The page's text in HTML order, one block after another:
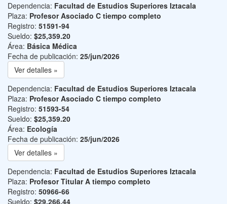
Dependencia: Facultad de Estudios Superiores Iztacala
Plaza: Profesor Asociado C tiempo completo
Registro: 51591-94
Sueldo: $25,359.20
Área: Básica Médica
Fecha de publicación: 25/jun/2026
Ver detalles »
Dependencia: Facultad de Estudios Superiores Iztacala
Plaza: Profesor Asociado C tiempo completo
Registro: 51593-54
Sueldo: $25,359.20
Área: Ecología
Fecha de publicación: 25/jun/2026
Ver detalles »
Dependencia: Facultad de Estudios Superiores Iztacala
Plaza: Profesor Titular A tiempo completo
Registro: 50966-66
Sueldo: $29,266.44